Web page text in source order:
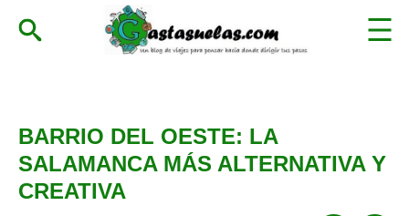
BARRIO DEL OESTE: LA
SALAMANCA MÁS ALTERNATIVA Y
CREATIVA